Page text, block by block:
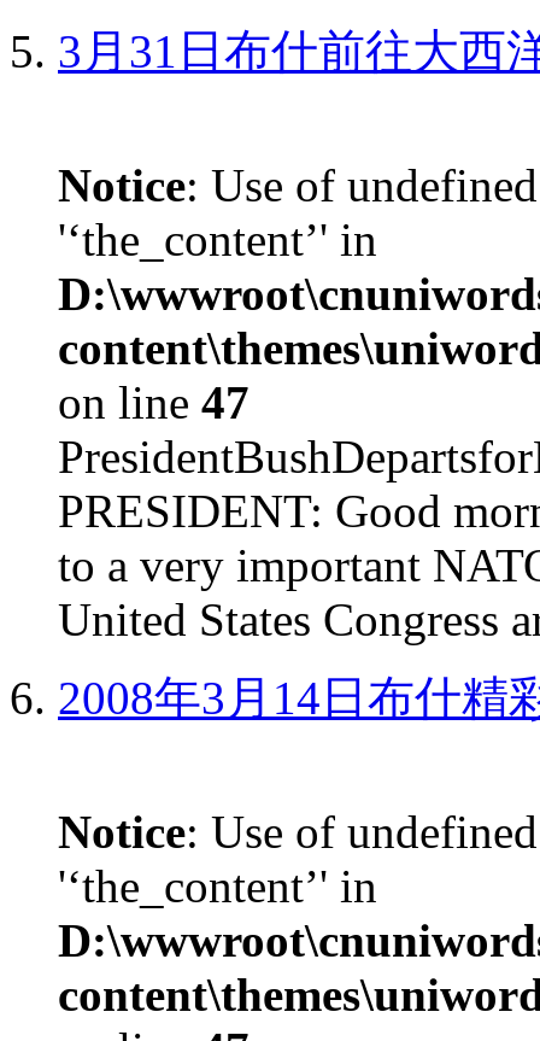
3月31日布什前往大西
Notice: Use of
'‘the_content’' in
on line 47
PRESIDENT: Good
to a very important
United States Congress
2008年3月14日布什精
Notice: Use of
'‘the_content’' in